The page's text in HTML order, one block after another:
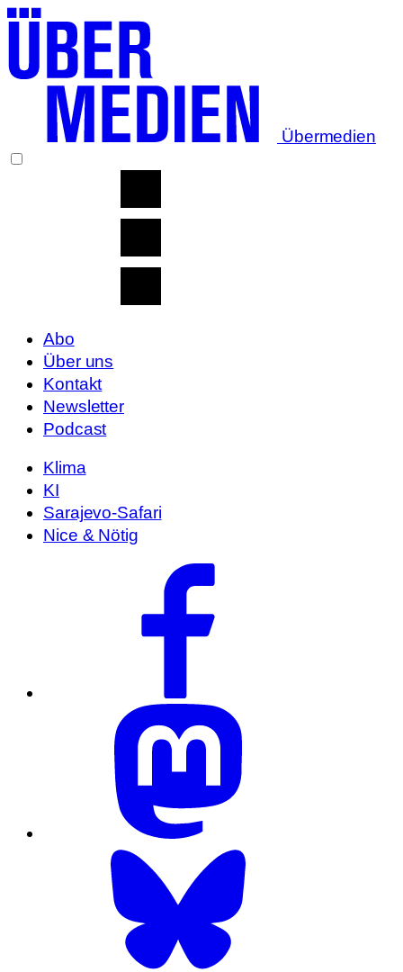
Übermedien
Abo
Über uns
Kontakt
Newsletter
Podcast
Klima
KI
Sarajevo-Safari
Nice & Nötig